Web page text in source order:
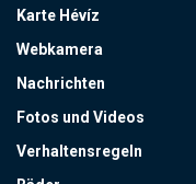
Karte Hévíz
Webkamera
Nachrichten
Fotos und Videos
Verhaltensregeln